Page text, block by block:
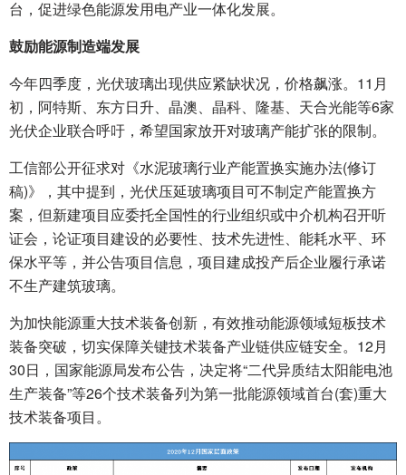
台，促进绿色能源发用电产业一体化发展。
鼓励能源制造端发展
今年四季度，光伏玻璃出现供应紧缺状况，价格飙涨。11月
初，阿特斯、东方日升、晶澳、晶科、隆基、天合光能等6家
光伏企业联合呼吁，希望国家放开对玻璃产能扩张的限制。
工信部公开征求对《水泥玻璃行业产能置换实施办法(修订
稿)》，其中提到，光伏压延玻璃项目可不制定产能置换方
案，但新建项目应委托全国性的行业组织或中介机构召开听
证会，论证项目建设的必要性、技术先进性、能耗水平、环
保水平等，并公告项目信息，项目建成投产后企业履行承诺
不生产建筑玻璃。
为加快能源重大技术装备创新，有效推动能源领域短板技术
装备突破，切实保障关键技术装备产业链供应链安全。12月
30日，国家能源局发布公告，决定将“二代异质结太阳能电池
生产装备”等26个技术装备列为第一批能源领域首台(套)重大
技术装备项目。